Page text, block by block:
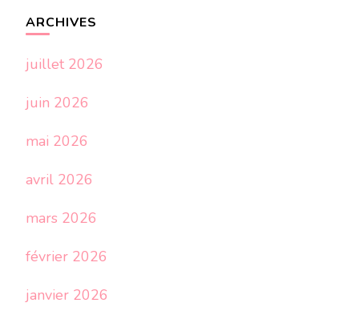
ARCHIVES
juillet 2026
juin 2026
mai 2026
avril 2026
mars 2026
février 2026
janvier 2026